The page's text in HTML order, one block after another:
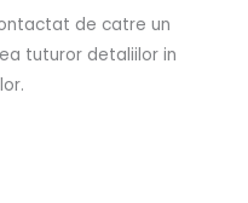
de catre un
tuturor detaliilor in